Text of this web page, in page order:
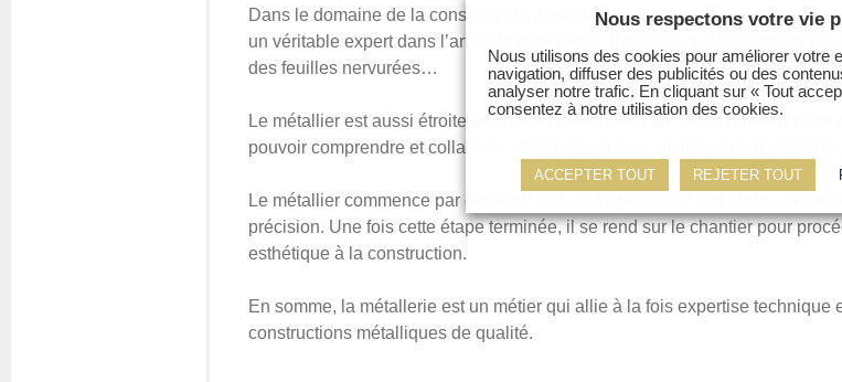
Dans le domaine de la construction, il existe une multitude de spécialités,
un véritable expert dans l’art de la ferronnerie. Il travaille sur une variété
des feuilles nervurées…
Le métallier est aussi étroitement lié à l’univers de l’art. Il doit posséder
pouvoir comprendre et collaborer efficacement avec un décorateur et / ou
Le métallier commence par dessiner son ouvrage à partir des plans, avant
précision. Une fois cette étape terminée, il se rend sur le chantier pour
esthétique à la construction.
En somme, la métallerie est un métier qui allie à la fois expertise
constructions métalliques de qualité.
Nous respectons votre vie
Nous utilisons des cookies pour améliorer votre
navigation, diffuser des publicités ou des
analyser notre trafic. En cliquant sur « Tout
consentez à notre utilisation des cookies.
ACCEPTER TOUT REJETER TOUT